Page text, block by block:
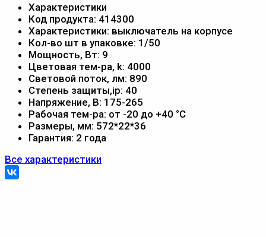
Характеристики
Код продукта: 414300
Характеристики: выключатель на корпусе
Кол-во шт в упаковке: 1/50
Мощность, Вт: 9
Цветовая тем-ра, k: 4000
Световой поток, лм: 890
Степень защиты,ip: 40
Напряжение, В: 175-265
Рабочая тем-ра: от -20 до +40 °С
Размеры, мм: 572*22*36
Гарантия: 2 года
Все характеристики